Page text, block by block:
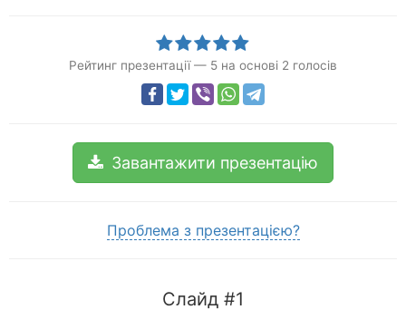
Рейтинг презентації — 5 на основі 2 голосів
Завантажити презентацію
Проблема з презентацією?
Слайд #1